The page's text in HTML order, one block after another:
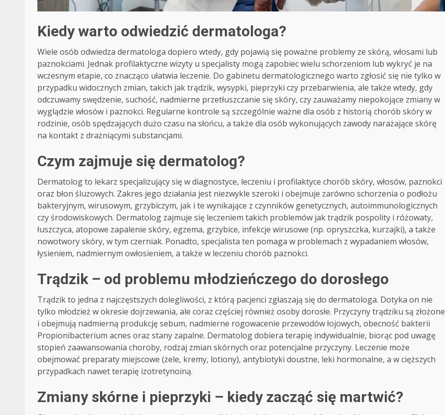
Kiedy warto odwiedzić dermatologa?
Wiele osób odwiedza dermatologa dopiero wtedy, gdy pojawią się poważne problemy ze skórą, włosami lub
paznokciami. Jednak profilaktyczne wizyty u specjalisty mogą zapobiec wielu schorzeniom lub wykryć je na
wczesnym etapie, co znacząco ułatwia leczenie. Do gabinetu dermatologicznego warto zgłosić się nie tylko w
przypadku widocznych zmian, takich jak trądzik, wysypki, pieprzyki czy przebarwienia, ale także wtedy, gdy
odczuwamy swędzenie, suchość, nadmierne przetłuszczanie się skóry, czy zauważamy niepokojące zmiany w
wyglądzie włosów i paznokci. Regularne kontrole są szczególnie ważne dla osób z historią chorób skóry w
rodzinie, osób spędzających dużo czasu na słońcu, a także dla osób wykonujących zawody narażające skórę
na kontakt z drażniącymi substancjami.
Czym zajmuje się dermatolog?
Dermatolog to lekarz specjalizujący się w diagnostyce, leczeniu i profilaktyce chorób skóry, włosów, paznokci
oraz błon śluzowych. Zakres jego działania jest niezwykle szeroki i obejmuje zarówno schorzenia o podłożu
bakteryjnym, wirusowym, grzybiczym, jak i te wynikające z czynników genetycznych, autoimmunologicznych
czy środowiskowych. Dermatolog zajmuje się leczeniem takich problemów jak trądzik pospolity i różowaty,
łuszczyca, atopowe zapalenie skóry, egzema, grzybice, infekcje wirusowe (np. opryszczka, kurzajki), a także
nowotwory skóry, w tym czerniak. Ponadto, specjalista ten pomaga w problemach z wypadaniem włosów,
łysieniem, nadmiernym owłosieniem, a także w leczeniu chorób paznokci.
Trądzik – od problemu młodzieńczego do dorosłego
Trądzik to jedna z najczęstszych dolegliwości, z którą pacjenci zgłaszają się do dermatologa. Dotyka on nie
tylko młodzież w okresie dojrzewania, ale coraz częściej również osoby dorosłe. Przyczyny trądziku są złożone
i obejmują nadmierną produkcję sebum, nadmierne rogowacenie przewodów łojowych, obecność bakterii
Propionibacterium acnes oraz stany zapalne. Dermatolog dobiera terapię indywidualnie, biorąc pod uwagę
stopień zaawansowania choroby, rodzaj zmian skórnych oraz potencjalne przyczyny. Leczenie może
obejmować preparaty miejscowe (żele, kremy, lotiony), antybiotyki doustne, leki hormonalne, a w cięższych
przypadkach nawet terapię izotretynoiną.
Zmiany skórne i pieprzyki – kiedy zacząć się martwić?